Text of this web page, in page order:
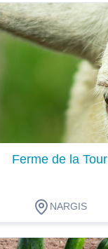
Ferme de la Tour
NARGIS